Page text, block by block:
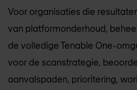
Voor organisaties die
van platformonderhoud,
de volledige Tenable One-
voor de scanstrategie,
aanvalspaden, prioritering,